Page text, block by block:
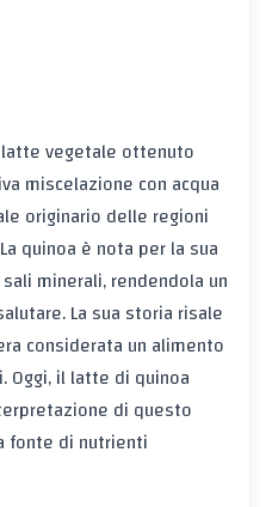
vegetale ottenuto
miscelazione con acqua
originario delle regioni
quinoa è nota per la sua
minerali, rendendola un
La sua storia risale
considerata un alimento
Oggi, il latte di quinoa
di questo
fonte di nutrienti